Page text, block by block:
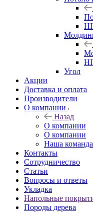
Угол
Акции
Доставка и оплата
Производители
О компании
Назад
О компании
О компании
Наша команда
Контакты
Сотрудничество
Статьи
Вопросы и ответы
Укладка
Напольные
Породы дерева